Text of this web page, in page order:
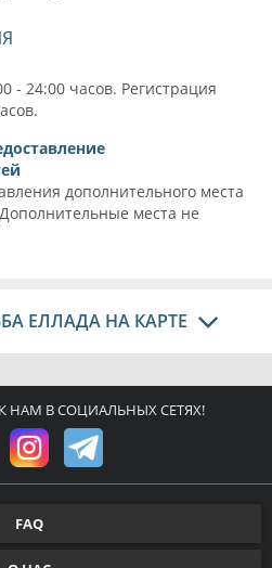
- 24:00 часов. Регистрация
дополнительного места
места не
ЕЛЛАДА НА КАРТЕ
НАМ В СОЦИАЛЬНЫХ СЕТЯХ!
FAQ